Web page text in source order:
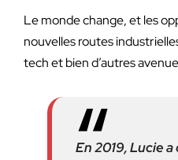
Le monde change, et les
nouvelles routes
tech et bien d’autres
En 2019, Lucie